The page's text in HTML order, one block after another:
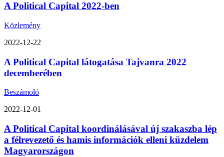
A Political Capital 2022-ben
Közlemény
2022-12-22
A Political Capital látogatása Tajvanra 2022
decemberében
Beszámoló
2022-12-01
A Political Capital koordinálásával új szakaszba lép
a félrevezető és hamis információk elleni küzdelem
Magyarországon